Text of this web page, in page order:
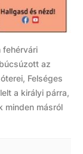
fehérvári
az
Felséges
a királyi párra,
minden másról